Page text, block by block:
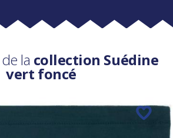
la collection Suédine
vert foncé